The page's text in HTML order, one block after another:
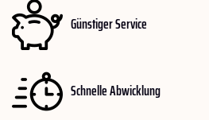
Günstiger Service
Schnelle Abwicklung